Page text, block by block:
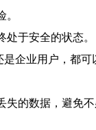
于安全的状态。
企业用户，都可
的数据，避免不